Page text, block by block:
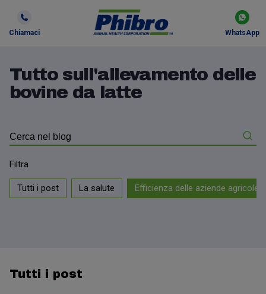
Chiamaci WhatsApp
Tutto sull'allevamento delle
bovine da latte
Filtra
Tutti i post La salute Efficienza delle aziende agricole
Tutti i post